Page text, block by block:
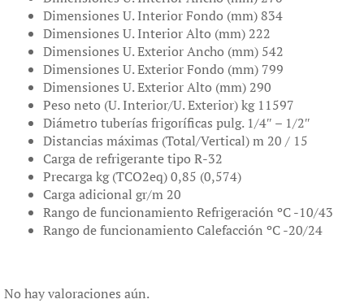
Dimensiones U. Interior Fondo (mm) 834
Dimensiones U. Interior Alto (mm) 222
Dimensiones U. Exterior Ancho (mm) 542
Dimensiones U. Exterior Fondo (mm) 799
Dimensiones U. Exterior Alto (mm) 290
Peso neto (U. Interior/U. Exterior) kg 11597
Diámetro tuberías frigoríficas pulg. 1/4″ – 1/2″
Distancias máximas (Total/Vertical) m 20 / 15
Carga de refrigerante tipo R-32
Precarga kg (TCO2eq) 0,85 (0,574)
Carga adicional gr/m 20
Rango de funcionamiento Refrigeración ºC -10/43
Rango de funcionamiento Calefacción ºC -20/24
No hay valoraciones aún.